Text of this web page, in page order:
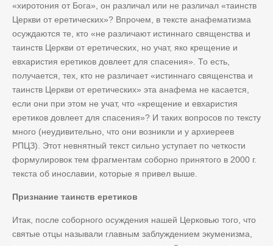
«хиротония от Бога», он различал или не различал «таинств
Церкви от еретических»? Впрочем, в тексте анафематизма
осуждаются те, кто «не различают истиннаго священства и
таинств Церкви от еретических, но учат, яко крещение и
евхаристия еретиков довлеет для спасения». То есть,
получается, тех, кто не различает «истиннаго священства и
таинств Церкви от еретических» эта анафема не касается,
если они при этом не учат, что «крещение и евхаристия
еретиков довлеет для спасения»? И таких вопросов по тексту
много (неудивительно, что они возникли и у архиереев
РПЦЗ). Этот невнятный текст сильно уступает по четкости
формулировок тем фрагментам соборно принятого в 2000 г.
текста об инославии, которые я привел выше.
Признание таинств еретиков
Итак, после соборного осуждения нашей Церковью того, что
святые отцы называли главным заблуждением экуменизма,